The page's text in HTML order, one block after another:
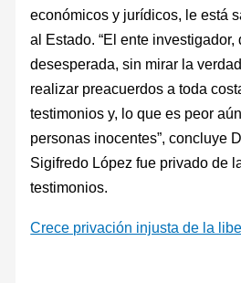
económicos y jurídicos, le está
al Estado. “El ente investigador,
desesperada, sin mirar la
realizar preacuerdos a toda
testimonios y, lo que es peor
personas inocentes”, concluye
Sigifredo López fue privado de
testimonios.
Crece privación injusta de la